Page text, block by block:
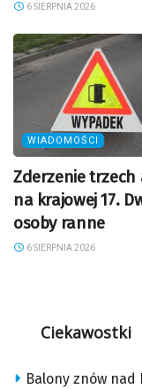
6 SIERPNIA 2026
WIADOMOŚCI
Zderzenie trzech
na krajowej 17.
osoby ranne
6 SIERPNIA 2026
Ciekawostki
Balony znów nad